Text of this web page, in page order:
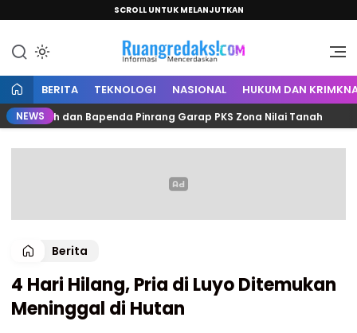
SCROLL UNTUK MELANJUTKAN
Ruang Redaksi
Informasi Mencerdaskan
BERITA TEKNOLOGI NASIONAL HUKUM DAN
NEWS
dan Bapenda Pinrang Garap PKS Zona Nilai Tanah
Berita
4 Hari Hilang, Pria di Luyo Ditemukan
Meninggal di Hutan